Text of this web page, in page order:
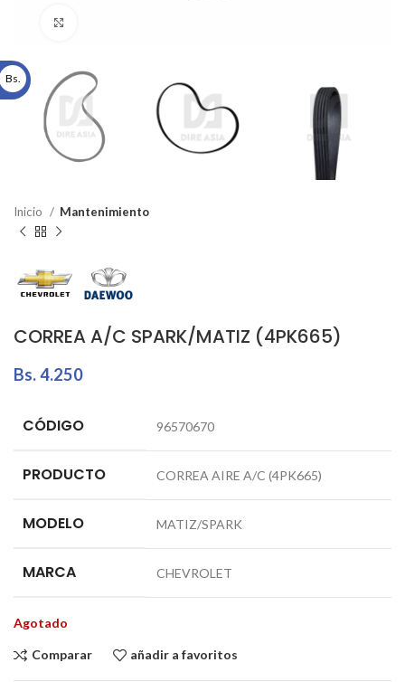
Inicio Mantenimiento
CORREA A/C SPARK/MATIZ (4PK665)
Bs.4.250
CÓDIGO 96570670
PRODUCTO CORREA AIRE A/C (4PK665)
MODELO MATIZ/SPARK
MARCA CHEVROLET
Agotado
Comparar añadir a favoritos
Bs.